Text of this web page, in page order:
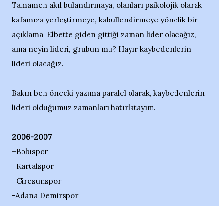
Tamamen akıl bulandırmaya, olanları psikolojik olarak
kafamıza yerleştirmeye, kabullendirmeye yönelik bir
açıklama. Elbette giden gittiği zaman lider olacağız,
ama neyin lideri, grubun mu? Hayır kaybedenlerin
lideri olacağız.
Bakın ben önceki yazıma paralel olarak, kaybedenlerin
lideri olduğumuz zamanları hatırlatayım.
2006-2007
+Boluspor
+Kartalspor
+Giresunspor
-Adana Demirspor